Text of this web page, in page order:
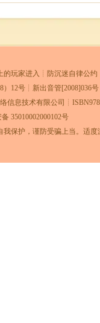
的玩家进入┊ 防沉迷自律公约
）12号 ┊新出音管[2008]036
信息技术有限公司
35010002000102号
保护，谨防受骗上当。适